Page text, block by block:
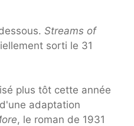
Streams of
sorti le 31
plus tôt cette année
adaptation
, le roman de 1931